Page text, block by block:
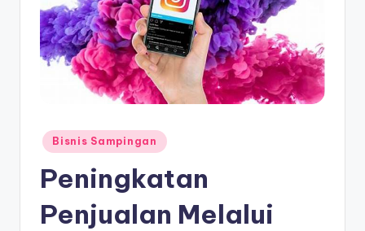
Posted
in
Bisnis Sampingan
Peningkatan
Penjualan Melalui